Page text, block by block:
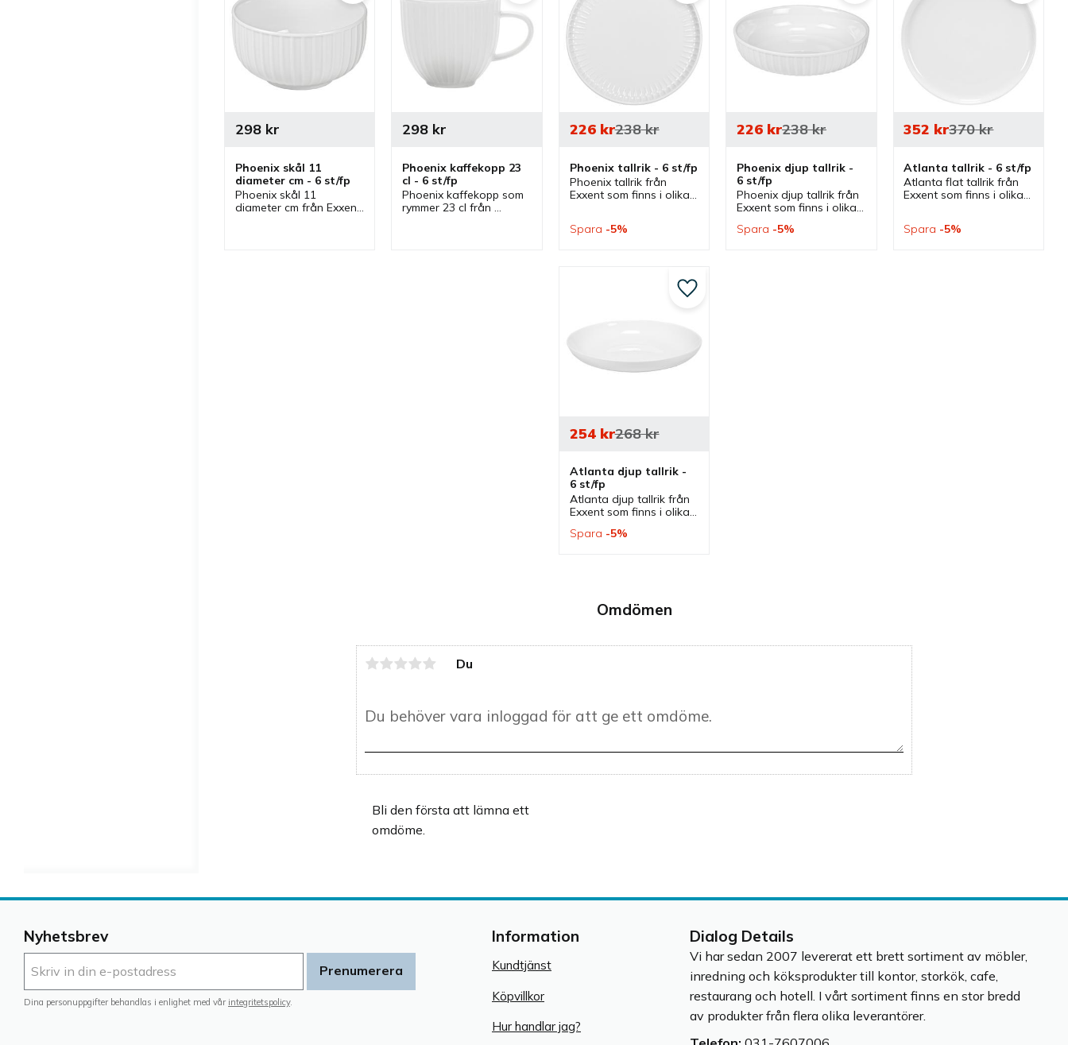
Omdömen
Du
Bli den första att lämna ett
omdöme.
Phoenix skål 11
diameter cm - 6 st/fp
Phoenix skål 11
diameter cm från Exxent
298kr
Phoenix kaffekopp 23
cl - 6 st/fp
Phoenix kaffekopp som
rymmer 23 cl från
298 kr
Phoenix tallrik - 6 st/fp
Phoenix tallrik från
Exxent som finns i olika
finns. Tallrikar som
226kr238kr
Spara 5%
Phoenix djup tallrik -
6 st/fp
Phoenix djup tallrik från
Exxent som finns i olika
serie där flera delar
226kr238kr
Spara 5%
Atlanta tallrik - 6 st/fp
Atlanta flat tallrik från
Exxent som finns i olika
finns. Tallrikar som
352 kr370kr
Spara 5%
Atlanta djup tallrik -
6 st/fp
Atlanta djup tallrik från
Exxent som finns i olika
serie där flera delar
254kr268kr
Spara 5%
Lägg till i favoriter
Nyhetsbrev
Prenumerera
Dina personuppgifter behandlas i enlighet med vår integritetspolicy.
Information
Kundtjänst
Köpvillkor
Hur handlar jag?
Dialog Details
Vi har sedan 2007 levererat ett brett sortiment av möbler,
inredning och köksprodukter till kontor, storkök, cafe,
restaurang och hotell. I vårt sortiment finns en stor bredd
av produkter från flera olika leverantörer.